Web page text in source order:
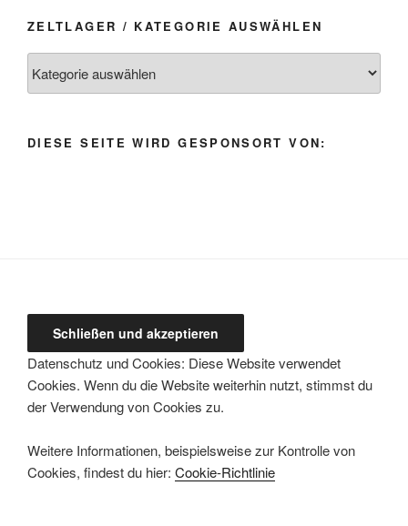
ZELTLAGER / KATEGORIE AUSWÄHLEN
DIESE SEITE WIRD GESPONSORT VON:
Datenschutz und Cookies: Diese Website verwendet
Cookies. Wenn du die Website weiterhin nutzt, stimmst du
der Verwendung von Cookies zu.
Weitere Informationen, beispielsweise zur Kontrolle von
Cookies, findest du hier: Cookie-Richtlinie